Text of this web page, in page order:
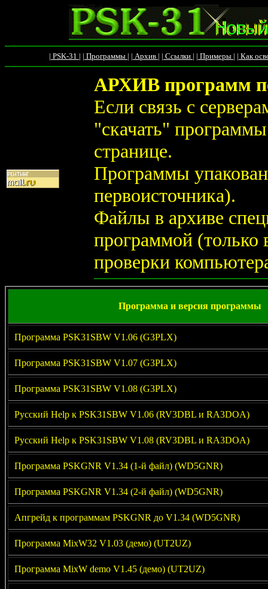
| PSK-31 | | Программы | | Архив | | Ссылки | | Примеры | | Как
АРХИВ программ
Если связь с
"скачать"
странице.
Программы
первоисточника).
Файлы в архиве
программой (только
проверки
Программа и версия программы
Программа PSK31SBW V1.06 (G3PLX)
Программа PSK31SBW V1.07 (G3PLX)
Программа PSK31SBW V1.08 (G3PLX)
Русский Help к PSK31SBW V1.06 (RV3DBL и RA3DOA)
Русский Help к PSK31SBW V1.08 (RV3DBL и RA3DOA)
Программа PSKGNR V1.34 (1-й файл) (WD5GNR)
Программа PSKGNR V1.34 (2-й файл) (WD5GNR)
Апгрейд к программам PSKGNR до V1.34 (WD5GNR)
Программа MixW32 V1.03 (демо) (UT2UZ)
Программа MixW demo V1.45 (демо) (UT2UZ)